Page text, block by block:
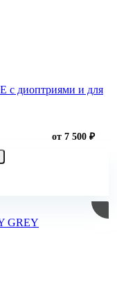
с диоптриями и для
от 7 500 ₽